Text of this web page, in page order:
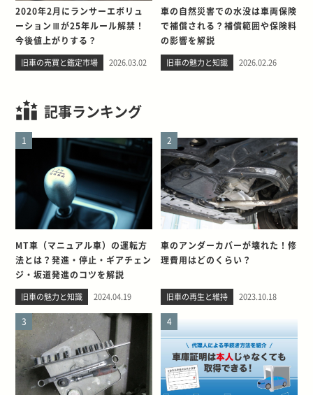
2020年2月にランサーエボリュ
ーションⅢが25年ルール解禁！
今後値上がりする？
旧車の売買と鑑定市場 2026.03.02
車の自然災害での水没は車両保険
で補償される？補償範囲や保険料
の影響を解説
旧車の魅力と知識 2026.02.26
記事ランキング
1
MT車（マニュアル車）の運転方
法とは？発進・停止・ギアチェン
ジ・坂道発進のコツを解説
旧車の魅力と知識 2024.04.19
2
車のアンダーカバーが壊れた！修
理費用はどのくらい？
旧車の再生と維持 2023.10.18
3 4